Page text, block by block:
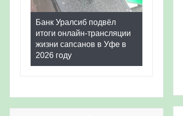
Банк Уралсиб подвёл
итоги онлайн-трансляции
жизни сапсанов в Уфе в
2026 году